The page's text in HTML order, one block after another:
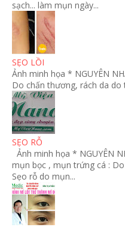
sạch... làm mụn ngày...
SẸO LỒI
Ảnh minh họa * NGUYÊN
Do chấn thương, rách da do
SẸO RỖ
Ảnh minh họa * NGUYÊN
mụn bọc , mụn trứng cá :
Sẹo rỗ do mụn...